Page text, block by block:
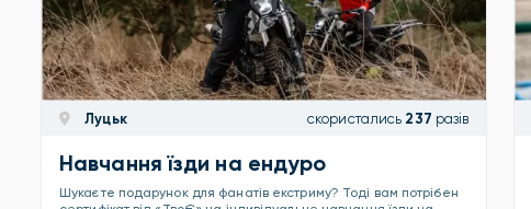
Луцьк скористались 237 разів
Навчання їзди на ендуро
Шукаєте подарунок для фанатів екстриму? Тоді вам потрібен